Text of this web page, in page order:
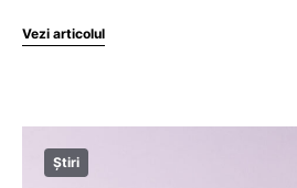
Vezi articolul
Știri